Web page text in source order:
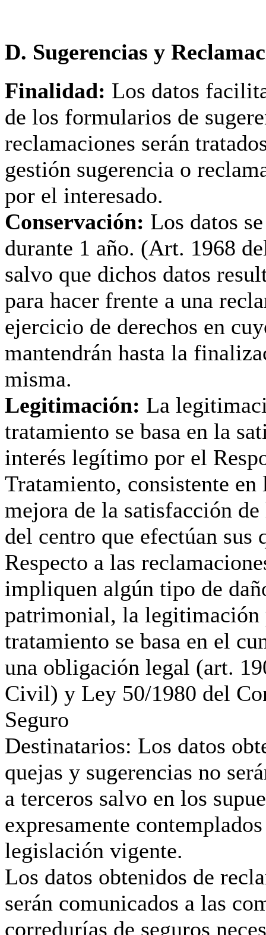
D. Sugerencias y
Finalidad: Los datos
de los formularios de
reclamaciones serán
gestión sugerencia o
por el interesado.
Conservación: Los datos
durante 1 año. (Art. 1968
salvo que dichos datos
para hacer frente a una
ejercicio de derechos en
mantendrán hasta la
misma.
Legitimación: La
tratamiento se basa en la
interés legítimo por el
Tratamiento, consistente en
mejora de la satisfacción
del centro que efectúan sus
Respecto a las
impliquen algún tipo de
patrimonial, la legitimación
tratamiento se basa en el
una obligación legal (art.
Civil) y Ley 50/1980 del
Seguro
Destinatarios: Los datos
quejas y sugerencias no
a terceros salvo en los
expresamente
legislación vigente.
Los datos obtenidos de
serán comunicados a las
corredurías de seguros